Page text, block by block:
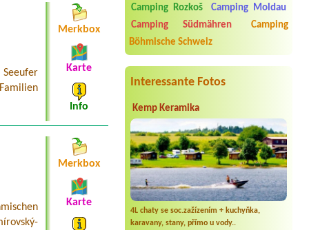
kemp Zákupy
1 stan/2 dospělé osoby, malý pes,
Termin ab 2026-07-30 |RS Radost
Vlastějovice
4L chatka pro 4 osoby
Camping Rozkoš
Camping Moldau
Camping Südmähren
Camping
Böhmische Schweiz
Interessante Fotos
Kemp Keramika
4L chaty se soc.zažízením + kuchyňka,
karavany, stany, přímo u vody..
Merkbox
Karte
Info
Merkbox
Karte